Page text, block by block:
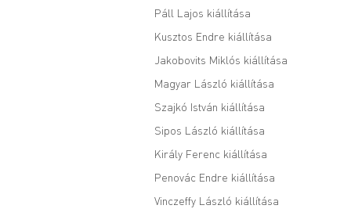
Páll Lajos kiállítása
Kusztos Endre kiállítása
Jakobovits Miklós kiállítása
Magyar László kiállítása
Szajkó István kiállítása
Sipos László kiállítása
Király Ferenc kiállítása
Penovác Endre kiállítása
Vinczeffy László kiállítása